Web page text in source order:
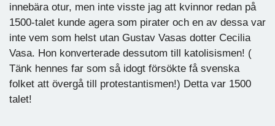
innebära otur, men inte visste jag att kvinnor redan på
1500-talet kunde agera som pirater och en av dessa var
inte vem som helst utan Gustav Vasas dotter Cecilia
Vasa. Hon konverterade dessutom till katolisismen! (
Tänk hennes far som så idogt försökte få svenska
folket att övergå till protestantismen!) Detta var 1500
talet!